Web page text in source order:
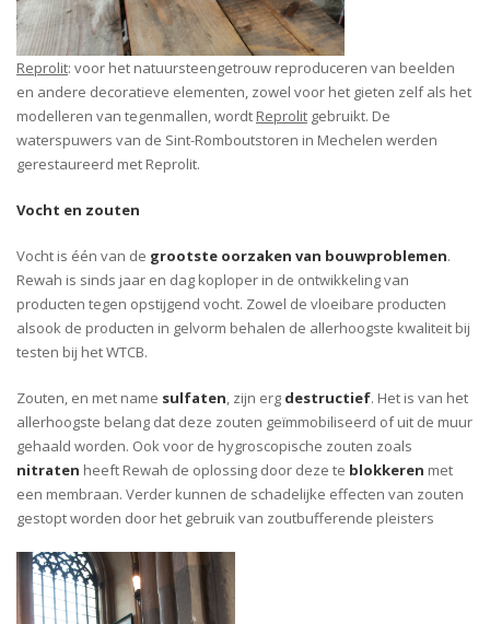
Reprolit: voor het natuursteengetrouw reproduceren van beelden
en andere decoratieve elementen, zowel voor het gieten zelf als het
modelleren van tegenmallen, wordt Reprolit gebruikt. De
waterspuwers van de Sint-Romboutstoren in Mechelen werden
gerestaureerd met Reprolit.
Vocht en zouten
Vocht is één van de grootste oorzaken van bouwproblemen.
Rewah is sinds jaar en dag koploper in de ontwikkeling van
producten tegen opstijgend vocht. Zowel de vloeibare producten
alsook de producten in gelvorm behalen de allerhoogste kwaliteit bij
testen bij het WTCB.
Zouten, en met name sulfaten, zijn erg destructief. Het is van het
allerhoogste belang dat deze zouten geïmmobiliseerd of uit de muur
gehaald worden. Ook voor de hygroscopische zouten zoals
nitraten heeft Rewah de oplossing door deze te blokkeren met
een membraan. Verder kunnen de schadelijke effecten van zouten
gestopt worden door het gebruik van zoutbufferende pleisters